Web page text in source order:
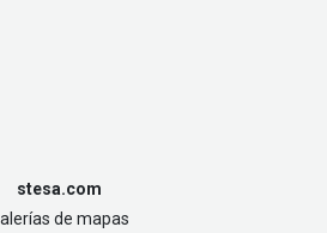
stesa.com
de mapas